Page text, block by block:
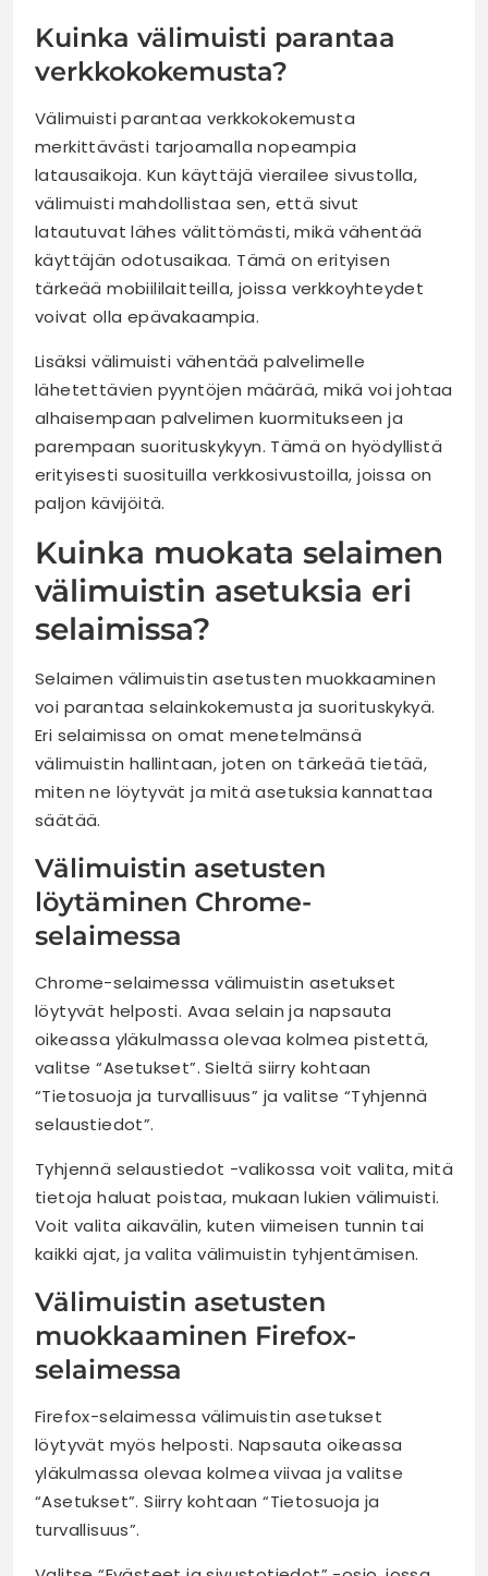
Kuinka välimuisti parantaa
verkkokokemusta?
Välimuisti parantaa verkkokokemusta
merkittävästi tarjoamalla nopeampia
latausaikoja. Kun käyttäjä vierailee sivustolla,
välimuisti mahdollistaa sen, että sivut
latautuvat lähes välittömästi, mikä vähentää
käyttäjän odotusaikaa. Tämä on erityisen
tärkeää mobiililaitteilla, joissa verkkoyhteydet
voivat olla epävakaampia.
Lisäksi välimuisti vähentää palvelimelle
lähetettävien pyyntöjen määrää, mikä voi johtaa
alhaisempaan palvelimen kuormitukseen ja
parempaan suorituskykyyn. Tämä on hyödyllistä
erityisesti suosituilla verkkosivustoilla, joissa on
paljon kävijöitä.
Kuinka muokata selaimen
välimuistin asetuksia eri
selaimissa?
Selaimen välimuistin asetusten muokkaaminen
voi parantaa selainkokemusta ja suorituskykyä.
Eri selaimissa on omat menetelmänsä
välimuistin hallintaan, joten on tärkeää tietää,
miten ne löytyvät ja mitä asetuksia kannattaa
säätää.
Välimuistin asetusten
löytäminen Chrome-
selaimessa
Chrome-selaimessa välimuistin asetukset
löytyvät helposti. Avaa selain ja napsauta
oikeassa yläkulmassa olevaa kolmea pistettä,
valitse “Asetukset”. Sieltä siirry kohtaan
“Tietosuoja ja turvallisuus” ja valitse “Tyhjennä
selaustiedot”.
Tyhjennä selaustiedot -valikossa voit valita, mitä
tietoja haluat poistaa, mukaan lukien välimuisti.
Voit valita aikavälin, kuten viimeisen tunnin tai
kaikki ajat, ja valita välimuistin tyhjentämisen.
Välimuistin asetusten
muokkaaminen Firefox-
selaimessa
Firefox-selaimessa välimuistin asetukset
löytyvät myös helposti. Napsauta oikeassa
yläkulmassa olevaa kolmea viivaa ja valitse
“Asetukset”. Siirry kohtaan “Tietosuoja ja
turvallisuus”.